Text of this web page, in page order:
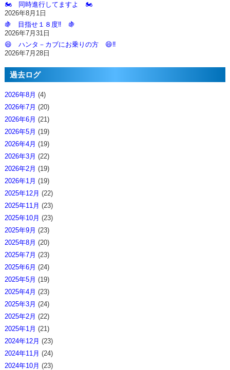
🏍️ 同時進行してますよ 🏍️
2026年8月1日
🍇 目指せ１８度‼️ 🍇
2026年7月31日
😄 ハンタ－カブにお乗りの方 😄‼️
2026年7月28日
過去ログ
2026年8月 (4)
2026年7月 (20)
2026年6月 (21)
2026年5月 (19)
2026年4月 (19)
2026年3月 (22)
2026年2月 (19)
2026年1月 (19)
2025年12月 (22)
2025年11月 (23)
2025年10月 (23)
2025年9月 (23)
2025年8月 (20)
2025年7月 (23)
2025年6月 (24)
2025年5月 (19)
2025年4月 (23)
2025年3月 (24)
2025年2月 (22)
2025年1月 (21)
2024年12月 (23)
2024年11月 (24)
2024年10月 (23)